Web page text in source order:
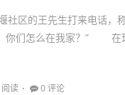
区的王先生打来电话，
你们怎么在我家？” 在
读 0 评论